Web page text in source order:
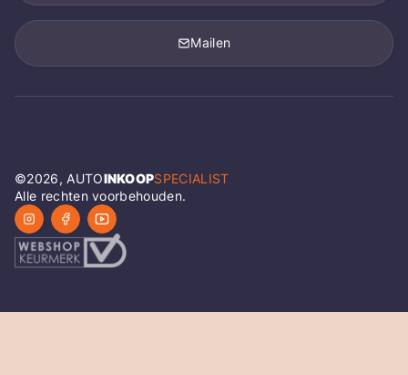
Mailen
©2026, AUTOINKOOPSPECIALIST
Alle rechten voorbehouden.